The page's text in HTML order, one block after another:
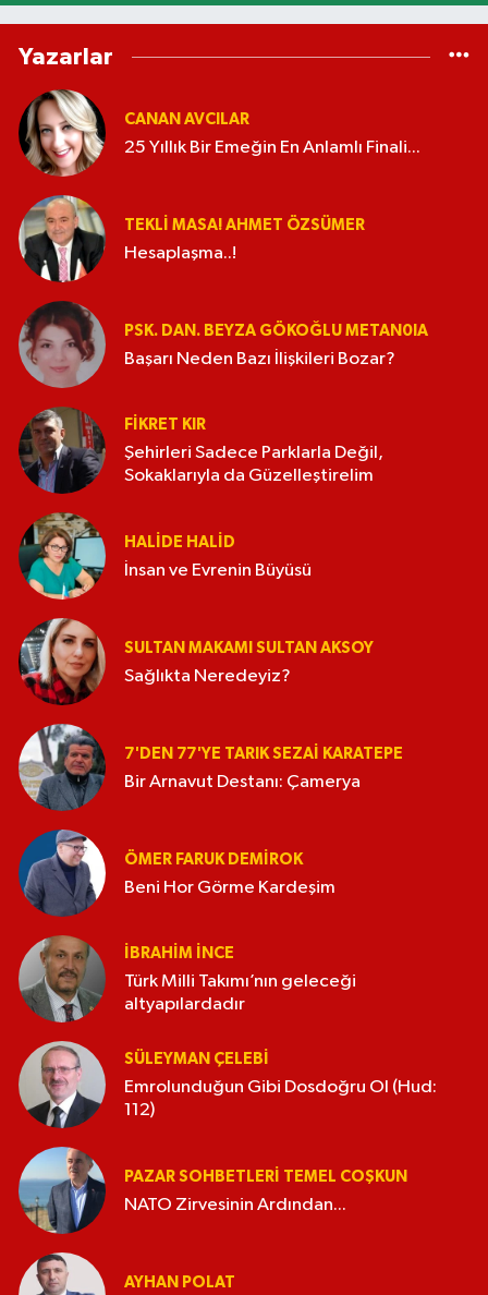
Yazarlar
CANAN AVCILAR
25 Yıllık Bir Emeğin En Anlamlı Finali...
TEKLI MASA! AHMET ÖZSÜMER
Hesaplaşma..!
PSK. DAN. BEYZA GÖKOĞLU METAN0IA
Başarı Neden Bazı İlişkileri Bozar?
FIKRET KIR
Şehirleri Sadece Parklarla Değil,
Sokaklarıyla da Güzelleştirelim
HALIDE HALID
İnsan ve Evrenin Büyüsü
SULTAN MAKAMI SULTAN AKSOY
Sağlıkta Neredeyiz?
7'DEN 77'YE TARIK SEZAI KARATEPE
Bir Arnavut Destanı: Çamerya
ÖMER FARUK DEMIROK
Beni Hor Görme Kardeşim
İBRAHIM İNCE
Türk Milli Takımı’nın geleceği
altyapılardadır
SÜLEYMAN ÇELEBI
Emrolunduğun Gibi Dosdoğru Ol (Hud:
112)
PAZAR SOHBETLERI TEMEL COŞKUN
NATO Zirvesinin Ardından...
AYHAN POLAT